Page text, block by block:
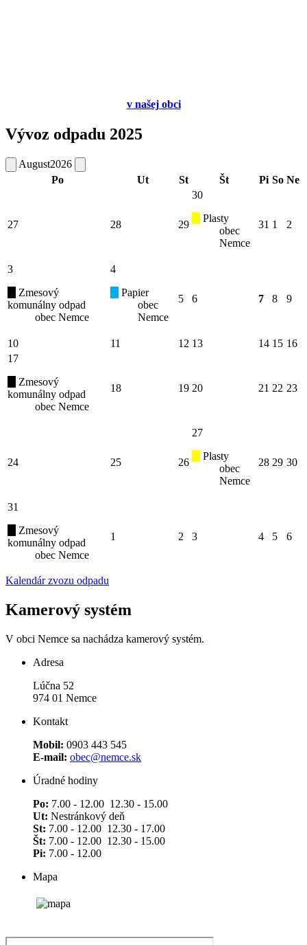
vnašej obci
Vývoz odpadu 2025
August2026
Po
Ut St Št Pi So Ne
27 28 29
30
Plasty
obec
Nemce
31 1 2
3
Zmesový
komunálny odpad
obec Nemce
4
Papier
obec
Nemce
5 6 7 8 9
10 11 12 13 14 15 16
17
Zmesový
komunálny odpad
obec Nemce
18 19 20 21 22 23
24 25 26
27
Plasty
obec
Nemce
28 29 30
31
Zmesový
komunálny odpad
obec Nemce
1 2 3 4 5 6
Kalendár zvozu odpadu
Kamerový systém
V obci Nemce sa nachádza kamerový systém.
Adresa
Lúčna 52
974 01 Nemce
Kontakt
Mobil: 0903 443 545
E-mail: obec@nemce.sk
Úradné hodiny
Po: 7.00 - 12.00 12.30 - 15.00
Ut: Nestránkový deň
St: 7.00 - 12.00 12.30 - 17.00
Št: 7.00 - 12.00 12.30 - 15.00
Pi: 7.00 - 12.00
Mapa